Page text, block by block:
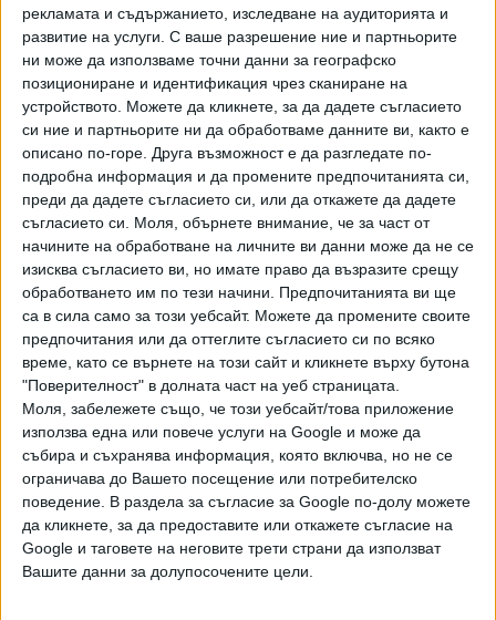
рекламата и съдържанието, изследване на аудиторията и
развитие на услуги. С ваше разрешение ние и партньорите
ни може да използваме точни данни за географско
позициониране и идентификация чрез сканиране на
устройството. Можете да кликнете, за да дадете съгласието
си ние и партньорите ни да обработваме данните ви, както е
описано по-горе. Друга възможност е да разгледате по-
подробна информация и да промените предпочитанията си,
преди да дадете съгласието си, или да откажете да дадете
съгласието си.
Моля, обърнете внимание, че за част от
начините на обработване на личните ви данни може да не се
изисква съгласието ви, но имате право да възразите срещу
обработването им по тези начини. Предпочитанията ви ще
са в сила само за този уебсайт. Можете да промените своите
предпочитания или да оттеглите съгласието си по всяко
време, като се върнете на този сайт и кликнете върху бутона
"Поверителност" в долната част на уеб страницата.
Моля, забележете също, че този уебсайт/това приложение
използва една или повече услуги на Google и може да
събира и съхранява информация, която включва, но не се
ограничава до Вашето посещение или потребителско
поведение. В раздела за съгласие за Google по-долу можете
да кликнете, за да предоставите или откажете съгласие на
Google и таговете на неговите трети страни да използват
Вашите данни за долупосочените цели.
Олимпийската шампионка по карате мечтае
да е полицай
10 Септ. 2021
Ивет Горанова няма да може да защитава
златото в Париж `24
09 Авг. 2021
Жените отсрамват българския спорт вече
почти две десетилетия
08 Авг. 2021
13 години по-късно България отново има
олимпийски шампион (ГАЛЕРИЯ)
Каратистка донесе титла №3 за България на
Европейските игри